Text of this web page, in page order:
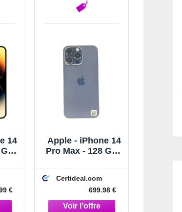
14
-
€
Apple - iPhone 14
Pro Max - 128 Go -
intense
Certideal.com
699.98 €